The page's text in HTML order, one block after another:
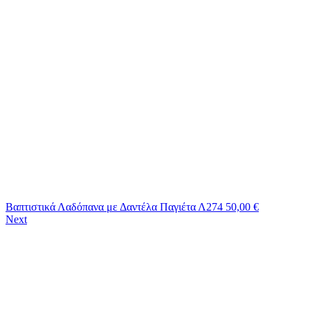
Βαπτιστικά Λαδόπανα με Δαντέλα Παγιέτα Λ274 50,00 €
Next